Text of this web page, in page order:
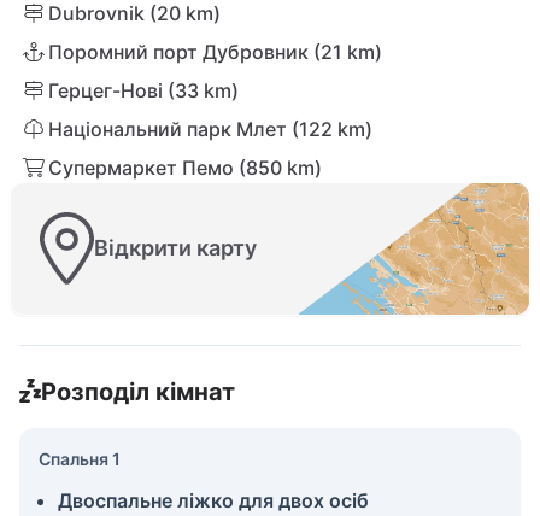
Dubrovnik (20 km)
Поромний порт Дубровник (21 km)
Герцег-Нові (33 km)
Національний парк Млет (122 km)
Супермаркет Пемо (850 km)
Відкрити карту
Розподіл кімнат
Спальня 1
Двоспальне ліжко для двох осіб